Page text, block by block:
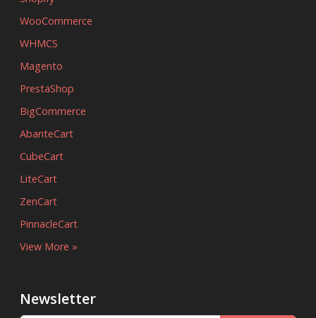
WooCommerce
WHMCS
Magento
PrestaShop
BigCommerce
AbanteCart
CubeCart
LiteCart
ZenCart
PinnacleCart
View More »
Newsletter